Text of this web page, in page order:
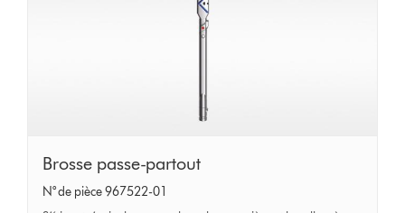
Brosse
passe-
Brosse passe-partout
N° de pièce 967522-01